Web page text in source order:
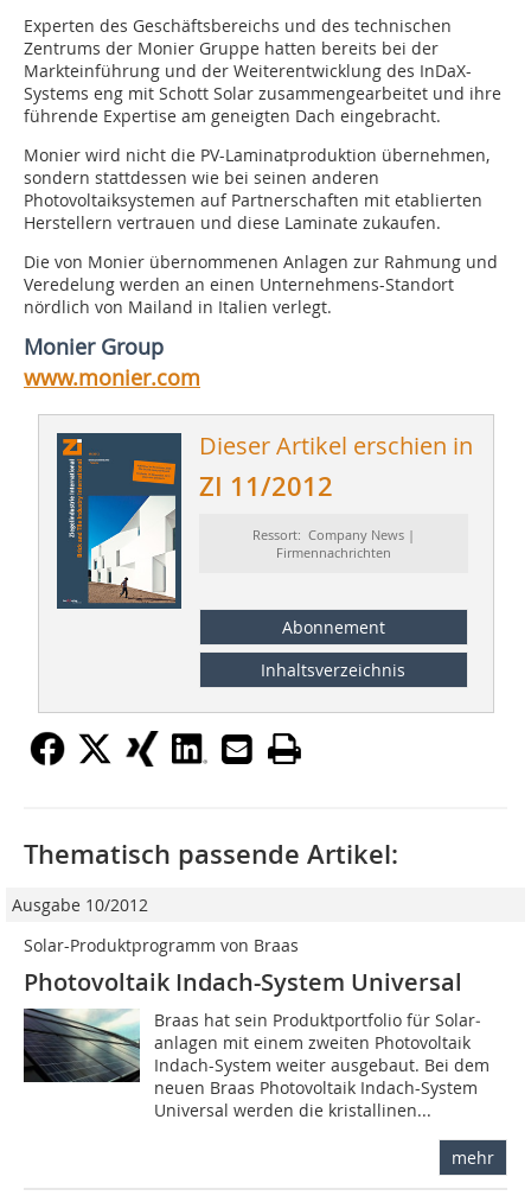
Experten des Geschäftsbereichs und des technischen
Zentrums der Monier ­Gruppe hatten bereits bei der
Markteinführung und der Weiterentwicklung des ­InDaX-
Systems eng mit Schott Solar zusammengearbeitet und ihre
führende Expertise am geneigten Dach eingebracht.
Monier wird nicht die PV-Laminatproduktion übernehmen,
sondern stattdessen wie bei seinen anderen
Photovoltaiksystemen auf Partnerschaften mit etablierten
Herstellern vertrauen und diese Laminate zukaufen.
Die von Monier übernommenen Anlagen zur Rahmung und
Veredelung werden an einen Unternehmens-Standort
nördlich von Mailand in Italien verlegt.
Monier Group
www.monier.com
Dieser Artikel erschien in
ZI 11/2012
Ressort: Company News |
Firmennachrichten
Abonnement
Inhaltsverzeichnis
Thematisch passende Artikel:
Ausgabe 10/2012
Solar-Produktprogramm von Braas
Photovoltaik Indach-System Universal
Braas hat sein Produktportfolio für Solar­
anlagen mit einem zweiten Photovoltaik
Indach-System weiter ausgebaut. Bei dem
neuen Braas Photovoltaik Indach-System
Universal werden die kristallinen...
mehr